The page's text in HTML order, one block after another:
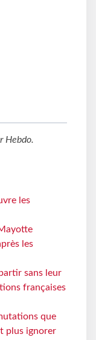
Hebdo.
les
les
sans leur
françaises
que
plus ignorer